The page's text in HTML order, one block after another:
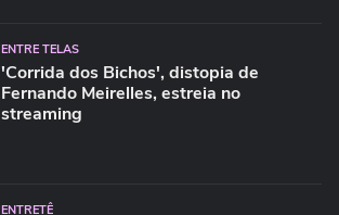
ENTRE TELAS
'Corrida dos Bichos', distopia de
Fernando Meirelles, estreia no
streaming
ENTRETÊ